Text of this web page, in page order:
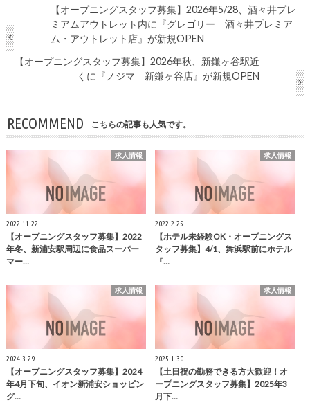
【オープニングスタッフ募集】2026年5/28、酒々井プレ
ミアムアウトレット内に『グレゴリー 酒々井プレミア
ム・アウトレット店』が新規OPEN
【オープニングスタッフ募集】2026年秋、新鎌ヶ谷駅近
くに『ノジマ 新鎌ヶ谷店』が新規OPEN
RECOMMEND こちらの記事も人気です。
求人情報
2022.11.22
【オープニングスタッフ募集】2022
年冬、新浦安駅周辺に食品スーパー
マー…
求人情報
2022.2.25
【ホテル未経験OK・オープニングス
タッフ募集】4/1、舞浜駅前にホテル
『…
求人情報
2024.3.29
【オープニングスタッフ募集】2024
年4月下旬、イオン新浦安ショッピン
グ…
求人情報
2025.1.30
【土日祝の勤務できる方大歓迎！オ
ープニングスタッフ募集】2025年3
月下…